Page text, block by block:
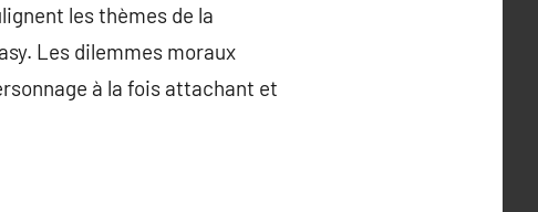
les thèmes de la
Les dilemmes moraux
à la fois attachant et